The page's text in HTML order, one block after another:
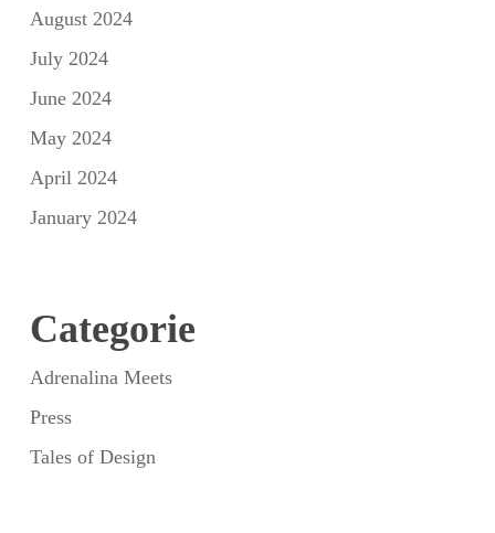
August 2024
July 2024
June 2024
May 2024
April 2024
January 2024
Categorie
Adrenalina Meets
Press
Tales of Design